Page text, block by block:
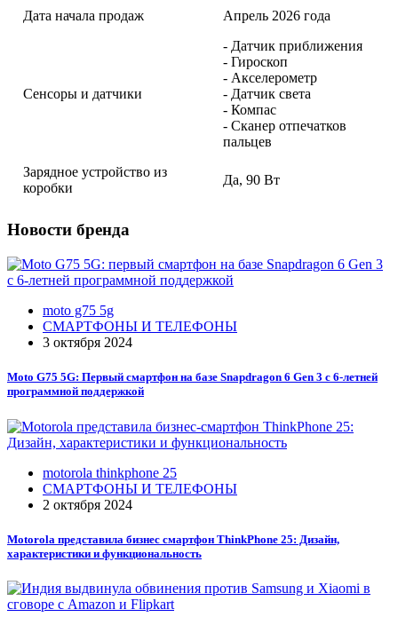
Дата начала продаж
Апрель 2026 года
Сенсоры и датчики
- Датчик приближения
- Гироскоп
- Акселерометр
- Датчик света
- Компас
- Сканер отпечатков
пальцев
Зарядное устройство из
коробки
Да, 90 Вт
Новости бренда
moto g75 5g
СМАРТФОНЫ И ТЕЛЕФОНЫ
3 октября 2024
Moto G75 5G: Первый смартфон на базе Snapdragon 6 Gen 3 с 6-летней
программной поддержкой
motorola thinkphone 25
СМАРТФОНЫ И ТЕЛЕФОНЫ
2 октября 2024
Motorola представила бизнес смартфон ThinkPhone 25: Дизайн,
характеристики и функциональность